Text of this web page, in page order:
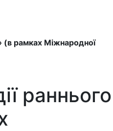
(в рамках Міжнародної
раннього